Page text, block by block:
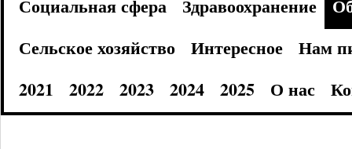
Социальная сфера
Здравоохранение
Сельское хозяйство
Интересное
Нам
2021
2022 2023 2024 2025 О нас